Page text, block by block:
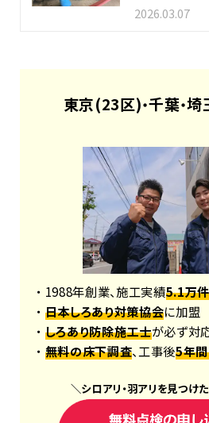
2026.03.07
東京(23区)・千葉・埼
・ 1988年創業、施工実績5.1万件
・ 日本しろあり対策協会に加盟
・ しろあり防除施工士が必ず対
・ 無料の床下調査、工事後5年
＼シロアリ ・羽アリを見つけ